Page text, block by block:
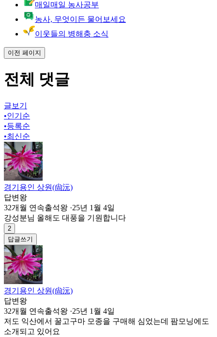
매일매일 농사공부
농사, 무엇이든 물어보세요
이웃들의 병해충 소식
이전 페이지
전체 댓글
글보기
•인기순
•등록순
•최신순
경기용인 상원(尙沅)
답변왕
32개월 연속출석왕 ·25년 1월 4일
강성분님 올해도 대풍을 기원합니다
2
답글쓰기
경기용인 상원(尙沅)
답변왕
32개월 연속출석왕 ·25년 1월 4일
저도 익산에서 꿀고구마 모종을 구매해 심었는데 팜모닝에도
소개되고 있어요